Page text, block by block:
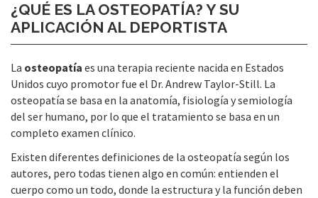
¿QUÉ ES LA OSTEOPATÍA? Y SU
APLICACIÓN AL DEPORTISTA
La osteopatía es una terapia reciente nacida en Estados
Unidos cuyo promotor fue el Dr. Andrew Taylor-Still. La
osteopatía se basa en la anatomía, fisiología y semiología
del ser humano, por lo que el tratamiento se basa en un
completo examen clínico.
Existen diferentes definiciones de la osteopatía según los
autores, pero todas tienen algo en común: entienden el
cuerpo como un todo, donde la estructura y la función deben